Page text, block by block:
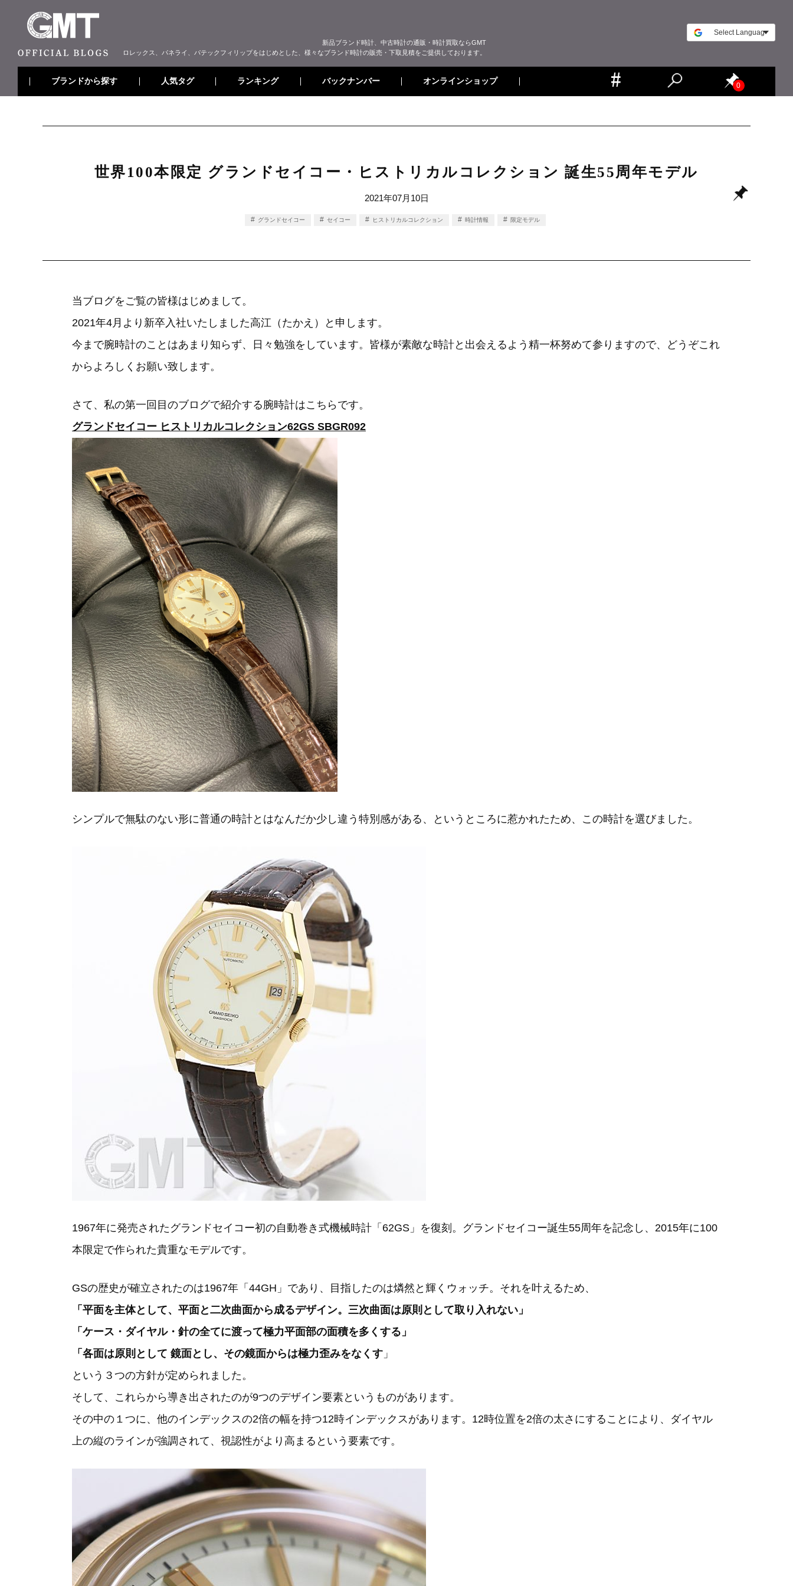
新品ブランド時計、中古時計の通販・時計買取ならGMT
ロレックス、パネライ、パテックフィリップをはじめとした、様々なブランド時計の販売・下取見積をご提供しております。
ブランドから探す 人気タグ ランキング バックナンバー オンラインショップ 0
世界100本限定 グランドセイコー・ヒストリカルコレクション 誕生55周年モデル
2021年07月10日
グランドセイコー セイコー ヒストリカルコレクション 時計情報 限定モデル
当ブログをご覧の皆様はじめまして。
2021年4月より新卒入社いたしました高江（たかえ）と申します。
今まで腕時計のことはあまり知らず、日々勉強をしています。皆様が素敵な時計と出会えるよう精一杯努めて参りますので、どうぞこれ
からよろしくお願い致します。
さて、私の第一回目のブログで紹介する腕時計はこちらです。
グランドセイコー ヒストリカルコレクション62GS SBGR092
シンプルで無駄のない形に普通の時計とはなんだか少し違う特別感がある、というところに惹かれたため、この時計を選びました。
1967年に発売されたグランドセイコー初の自動巻き式機械時計「62GS」を復刻。グランドセイコー誕生55周年を記念し、2015年に100
本限定で作られた貴重なモデルです。
GSの歴史が確立されたのは1967年「44GH」であり、目指したのは燐然と輝くウォッチ。それを叶えるため、
「平面を主体として、平面と二次曲面から成るデザイン。三次曲面は原則として取り入れない」
「ケース・ダイヤル・針の全てに渡って極力平面部の面積を多くする」
「各面は原則として 鏡面とし、その鏡面からは極力歪みをなくす 」
という３つの方針が定められました。
そして、これらから導き出されたのが9つのデザイン要素というものがあります。
その中の１つに、他のインデックスの2倍の幅を持つ12時インデックスがあります。12時位置を2倍の太さにすることにより、ダイヤル
上の縦のラインが強調されて、視認性がより高まるという要素です。